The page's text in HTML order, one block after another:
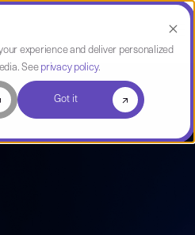
experience and deliver personalized
See privacy policy.
Got it